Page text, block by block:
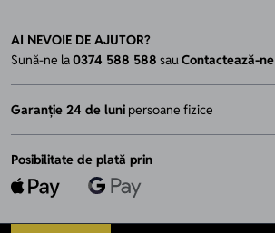
AI NEVOIE DE AJUTOR?
Sună-ne la0374 588 588 sauContactează-ne
Garanție 24 de luni persoane fizice
Posibilitate de plată prin